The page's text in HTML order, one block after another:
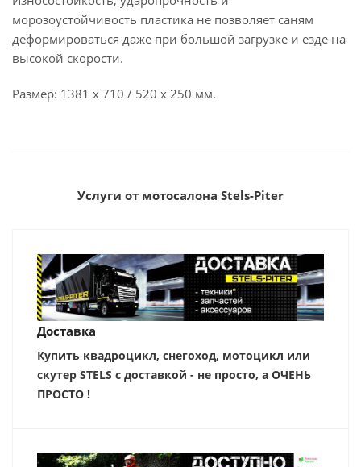
морозоустойчивость пластика не позволяет caням
деформироваться даже при большой загрузке и езде на
высокой скорости.
Размер: 1381 х 710 / 520 х 250 мм.
Услуги от мотосалона Stels-Piter
Доставка
Купить квадроцикл, снегоход, мотоцикл или
скутер STELS с доставкой - не просто, а ОЧЕНЬ
ПРОСТО !